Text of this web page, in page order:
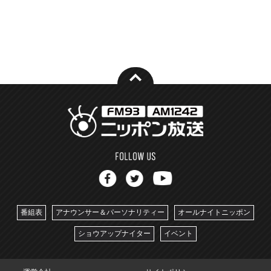
番組表 アナウンサー＆パーソナリティー オールナイトニッポン
ショウアップナイター イベント